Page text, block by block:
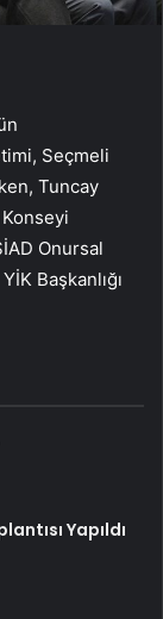
Seçmeli
Tuncay
Onursal
Başkanlığı
Yapıldı